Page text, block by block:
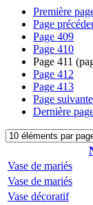
Première
Page
Page 409
Page 410
Page 411
Page 412
Page 413
Page suivante
Dernière
Vase de mariés
Vase de mariés
Vase décoratif